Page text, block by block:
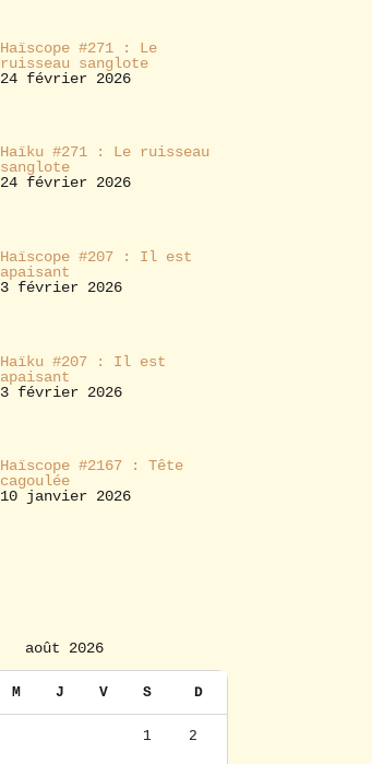
Haïscope #271 : Le
ruisseau sanglote
24 février 2026
Haïku #271 : Le ruisseau
sanglote
24 février 2026
Haïscope #207 : Il est
apaisant
3 février 2026
Haïku #207 : Il est
apaisant
3 février 2026
Haïscope #2167 : Tête
cagoulée
10 janvier 2026
août 2026
M J V S D
1 2